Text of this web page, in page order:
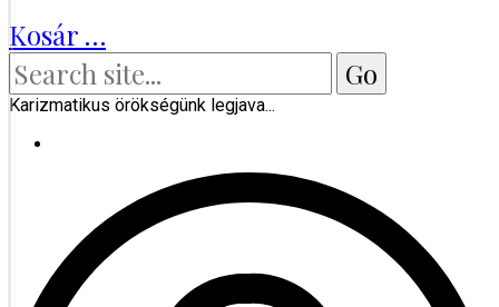
Kosár …
Karizmatikus örökségünk legjava...